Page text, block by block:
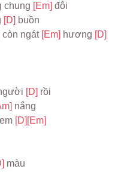
chung [Em] đôi
[D] buồn
ngát [Em] hương
[D] rồi
nắng
em [D] [Em]
màu